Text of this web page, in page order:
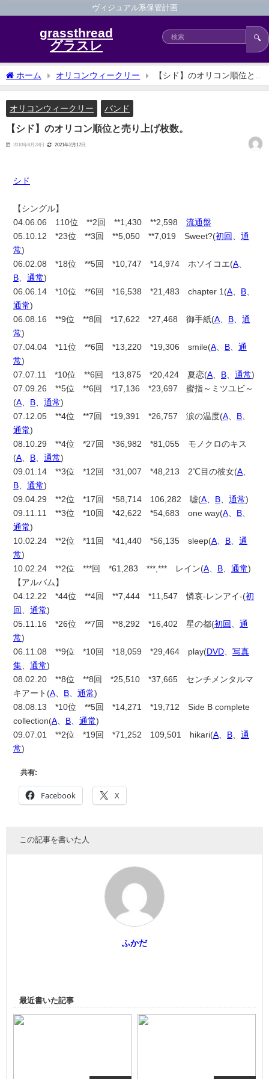
ヴィジュアル系保管計画
grassthread
グラスレ
🔍
ホーム オリコンウィークリー
【シド】のオリコン順位と
オリコンウィークリー バンド
【シド】のオリコン順位と売り上げ枚数。
2010年8月28日 2021年2月17日
シド
【シングル】
04.06.06 110位 **2回 **1,430 **2,598 流通盤
05.10.12 *23位 **3回 **5,050 **7,019 Sweet?(初回
通
常)
06.02.08 *18位 **5回 *10,747 *14,974 ホソイコエ(A
B
通常)
06.06.14 *10位 **6回 *16,538 *21,483 chapter 1(A B
通常)
06.08.16 **9位 **8回 *17,622 *27,468 御手紙(A B
通
常)
07.04.04 *11位 **6回 *13,220 *19,306 smile(A B
通
常)
07.07.11 *10位 **6回 *13,875 *20,424 夏恋(A B 通常)
07.09.26 **5位 **6回 *17,136 *23,697 蜜指～ミツユビ～
(A B 通常)
07.12.05 **4位 **7回 *19,391 *26,757 涙の温度(A B
通常)
08.10.29 **4位 *27回 *36,982 *81,055 モノクロのキス
(A B 通常)
09.01.14 **3位 *12回 *31,007 *48,213 2℃目の彼女(A
B
通常)
09.04.29 **2位 *17回 *58,714 106,282 嘘(A B 通常)
09.11.11 **3位 *10回 *42,622 *54,683 one way(A B
通常)
10.02.24 **2位 *11回 *41,440 *56,135 sleep(A B
通
常)
10.02.24 **2位 ***回 *61,283 ***,*** レイン(A B 通常)
【アルバム】
04.12.22 *44位 **4回 **7,444 *11,547 憐哀-レンアイ-(初
回
通常)
05.11.16 *26位 **7回 **8,292 *16,402 星の都(初回
通
常)
06.11.08 **9位 *10回 *18,059 *29,464 play(DVD
写真
集
通常)
08.02.20 **8位 **8回 *25,510 *37,665 センチメンタルマ
キアート(A B 通常)
08.08.13 *10位 **5回 *14,271 *19,712 Side B complete
collection(A B 通常)
09.07.01 **2位 *19回 *71,252 109,501 hikari(A B
通
常)
共有:
Facebook X
この記事を書いた人
ふかだ
最近書いた記事